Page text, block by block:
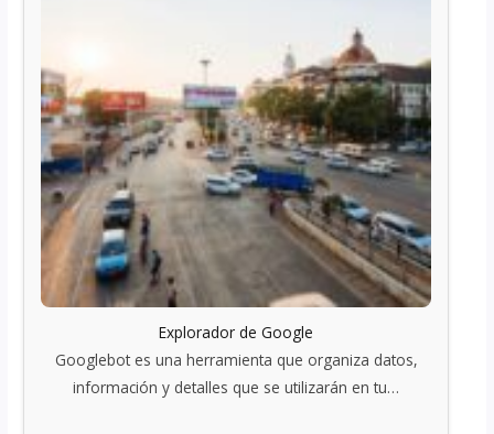
Explorador de Google
Googlebot es una herramienta que organiza datos,
información y detalles que se utilizarán en tu…